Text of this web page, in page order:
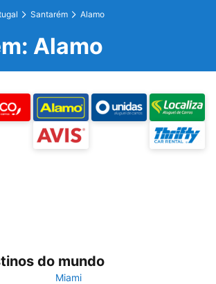
Santarém Alamo
Alamo
do mundo
Miami